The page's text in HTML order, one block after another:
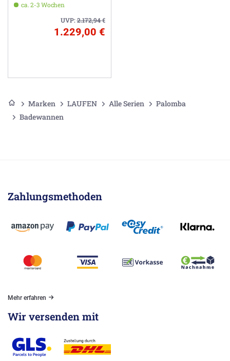
ca. 2-3 Wochen
UVP:2.172,94€
1.229,00 €
Marken LAUFEN Alle Serien
Palomba
Badewannen
Zahlungsmethoden
Mehr erfahren
Wir versenden mit